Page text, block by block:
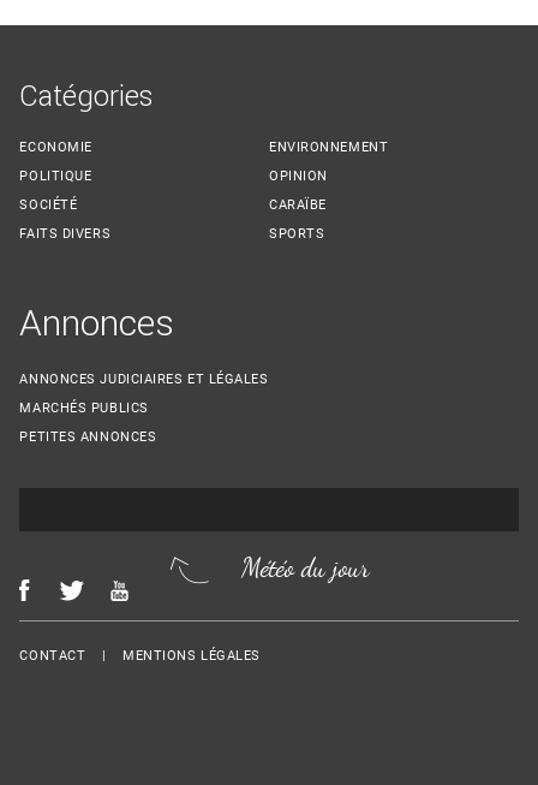
Catégories
ECONOMIE
POLITIQUE
SOCIÉTÉ
FAITS DIVERS
ENVIRONNEMENT
OPINION
CARAÏBE
SPORTS
Annonces
ANNONCES JUDICIAIRES ET LÉGALES
MARCHÉS PUBLICS
PETITES ANNONCES
Météo du jour
Menu Footer
CONTACT MENTIONS LÉGALES